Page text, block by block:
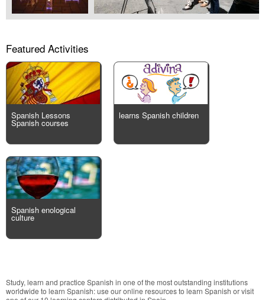
Featured Activities
Spanish Lessons
Spanish courses
learns Spanish children
Spanish enological
culture
Study, learn and practice Spanish in one of the most outstanding institutions
worldwide to learn Spanish: use our online resources to learn Spanish or visit